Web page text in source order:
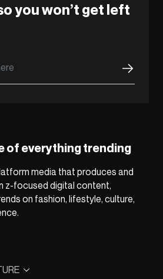
you won’t get left
of everything trending
media that produces and
z-focused digital content,
on fashion, lifestyle, culture,